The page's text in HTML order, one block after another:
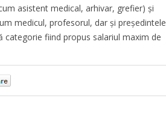
asistent medical, arhivar, grefier) şi
medicul, profesorul, dar şi preşedintele
fiind propus salariul maxim de